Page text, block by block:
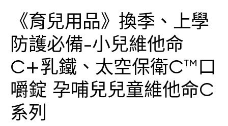
《育兒用品》換季、上學
防護必備-小兒維他命
C+乳鐵、太空保衛C™口
嚼錠 孕哺兒兒童維他命C
系列